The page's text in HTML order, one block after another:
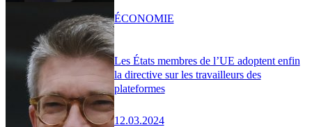
Les États membres de l’UE adoptent enfin
la directive sur les travailleurs des
plateformes
12.03.2024
ÉCONOMIE